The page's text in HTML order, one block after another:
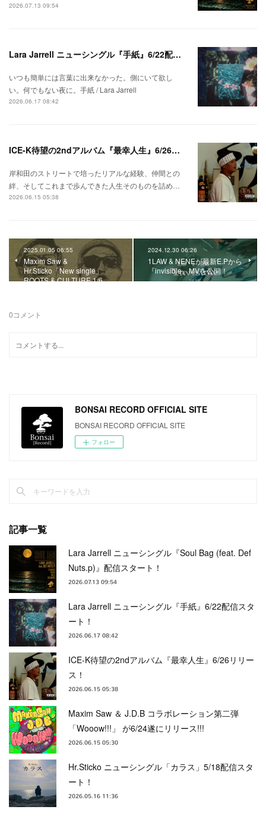
2026.07.13 09:54
Lara Jarrell ニューシングル『手紙』6/22配信スタート！
いつも簡単には言葉に出来なかった。側にいて欲し
い。何でもない夜に。手紙 / Lara Jarrell
2026.06.17 08:42
ICE-K待望の2ndアルバム『最幸人生』6/26リリース！
岸和田のストリートで培ったリアルな経験、仲間との
絆、そしてこれまで歩んできた人生そのものを詰め…
2026.06.15 05:38
2025.01.05 06:55
Maxim Saw &
Hr.Sticko「New single」
ROOTS & CULTURE 1/6 …
2024.12.30 06:26
1LAW & NENEが最新E.Pから
『invisible』MVを公開！
0コメント
BONSAI RECORD OFFICIAL SITE
BONSAI RECORD OFFICIAL SITE
フォロー
記事一覧
Lara Jarrell ニューシングル『Soul Bag (feat. Def
Nuts.p)』配信スタート！
2026.07.13 09:54
Lara Jarrell ニューシングル『手紙』6/22配信スタ
ート！
2026.06.17 08:42
ICE-K待望の2ndアルバム『最幸人生』6/26リリー
ス！
2026.06.15 05:38
Maxim Saw ＆ J.D.B コラボレーション第二弾
「Wooow!!!」 が6/24遂にリリース!!!
2026.06.15 05:30
Hr.Sticko ニューシングル「カラス」5/18配信スタ
ート！
2026.05.16 11:36